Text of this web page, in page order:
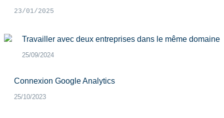
23/01/2025
Travailler avec deux entreprises dans le même domaine
25/09/2024
Connexion Google Analytics
25/10/2023